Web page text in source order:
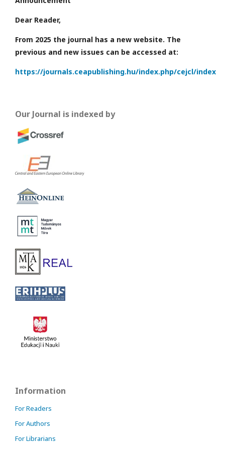
Dear Reader,
From 2025 the journal has a new website. The
previous and new issues can be accessed at:
https://journals.ceapublishing.hu/index.php/cejcl/index
Our Journal is indexed by
Information
For Readers
For Authors
For Librarians